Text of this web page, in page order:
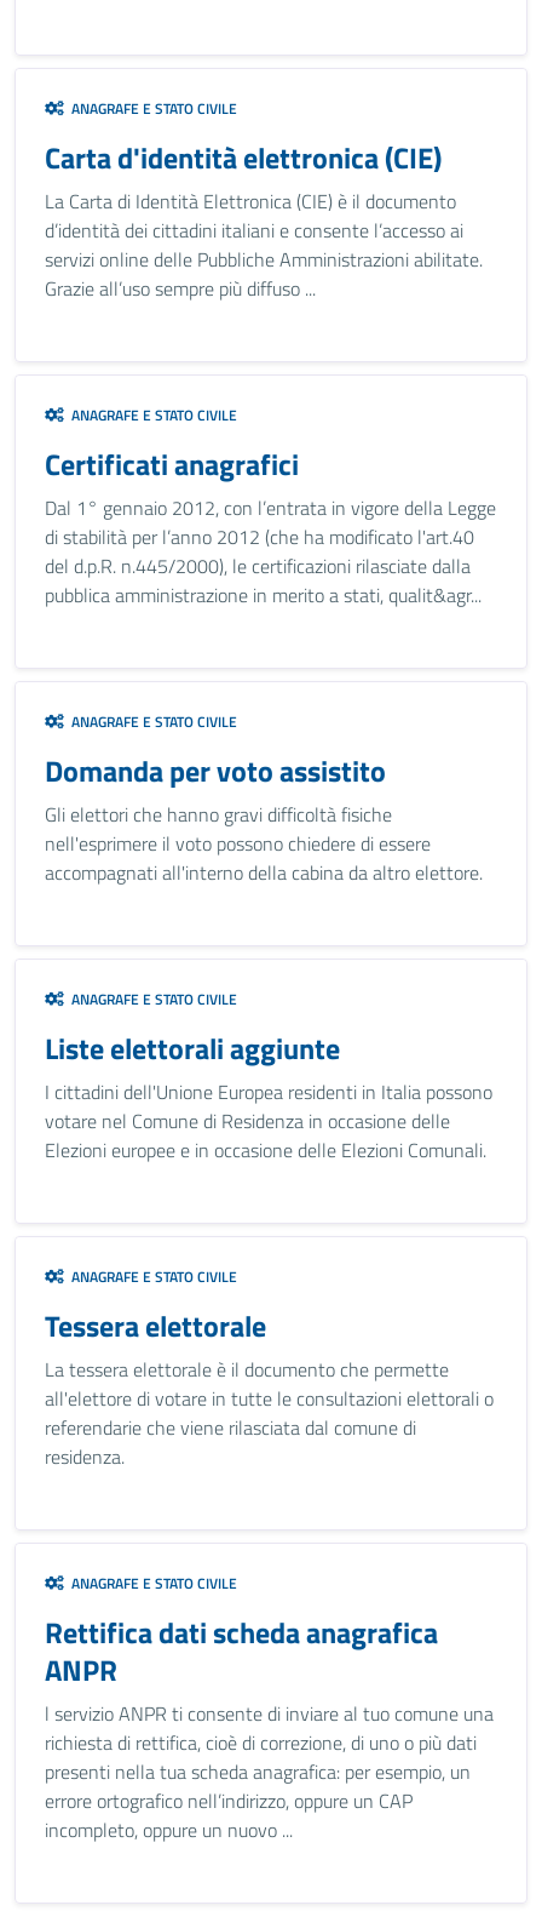
ANAGRAFE E STATO CIVILE
Carta d'identità elettronica (CIE)
La Carta di Identità Elettronica (CIE) è il documento
d’identità dei cittadini italiani e consente l’accesso ai
servizi online delle Pubbliche Amministrazioni abilitate.
Grazie all’uso sempre più diffuso ...
ANAGRAFE E STATO CIVILE
Certificati anagrafici
Dal 1° gennaio 2012, con l’entrata in vigore della Legge
di stabilità per l’anno 2012 (che ha modificato l'art.40
del d.p.R. n.445/2000), le certificazioni rilasciate dalla
pubblica amministrazione in merito a stati, qualit&agr...
ANAGRAFE E STATO CIVILE
Domanda per voto assistito
Gli elettori che hanno gravi difficoltà fisiche
nell'esprimere il voto possono chiedere di essere
accompagnati all'interno della cabina da altro elettore.
ANAGRAFE E STATO CIVILE
Liste elettorali aggiunte
I cittadini dell'Unione Europea residenti in Italia possono
votare nel Comune di Residenza in occasione delle
Elezioni europee e in occasione delle Elezioni Comunali.
ANAGRAFE E STATO CIVILE
Tessera elettorale
La tessera elettorale è il documento che permette
all'elettore di votare in tutte le consultazioni elettorali o
referendarie che viene rilasciata dal comune di
residenza.
ANAGRAFE E STATO CIVILE
Rettifica dati scheda anagrafica
ANPR
l servizio ANPR ti consente di inviare al tuo comune una
richiesta di rettifica, cioè di correzione, di uno o più dati
presenti nella tua scheda anagrafica: per esempio, un
errore ortografico nell’indirizzo, oppure un CAP
incompleto, oppure un nuovo ...